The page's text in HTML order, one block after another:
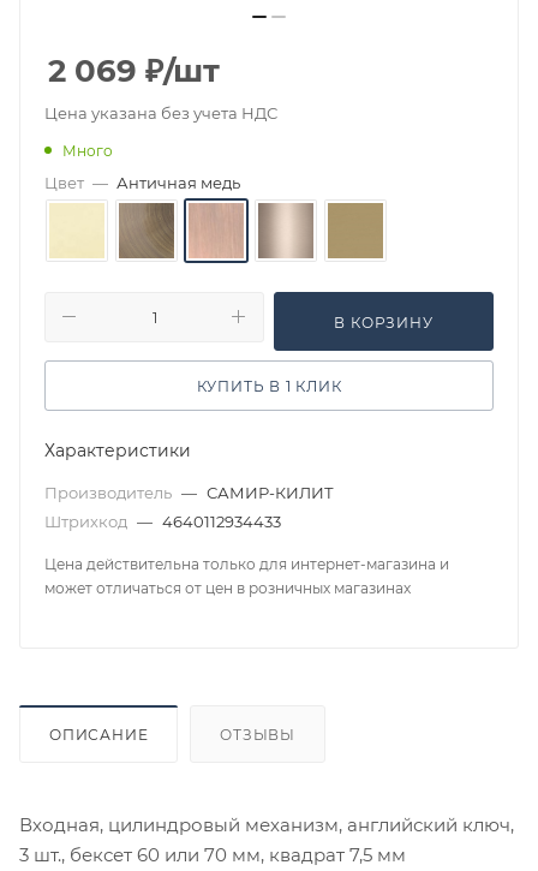
2 069 ₽/шт
Цена указана без учета НДС
Много
Цвет — Античная медь
В КОРЗИНУ
КУПИТЬ В 1 КЛИК
Характеристики
Производитель — САМИР-КИЛИТ
Штрихкод — 4640112934433
Цена действительна только для интернет-магазина и
может отличаться от цен в розничных магазинах
ОПИСАНИЕ ОТЗЫВЫ
Входная, цилиндровый механизм, английский ключ,
3 шт., бексет 60 или 70 мм, квадрат 7,5 мм